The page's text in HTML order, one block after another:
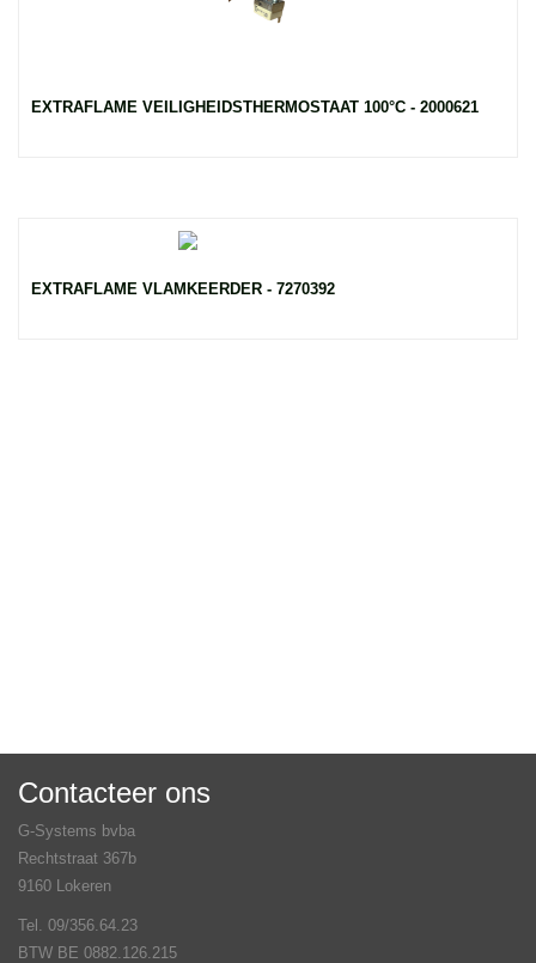
EXTRAFLAME VEILIGHEIDSTHERMOSTAAT 100°C - 2000621
EXTRAFLAME VLAMKEERDER - 7270392
Contacteer ons
G-Systems bvba
Rechtstraat 367b
9160 Lokeren
Tel. 09/356.64.23
BTW BE 0882.126.215